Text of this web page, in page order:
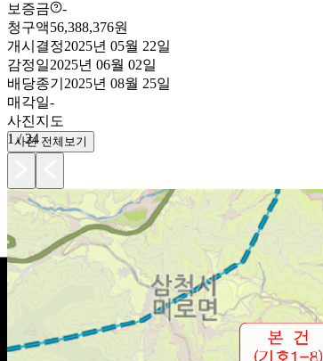
보증금
-
청구액56,388,376원
개시결정2025년 05월 22일
감정일2025년 06월 02일
배당종기 2025년 08월 25일
매각일-
사진지도
1 /24
사진 전체보기